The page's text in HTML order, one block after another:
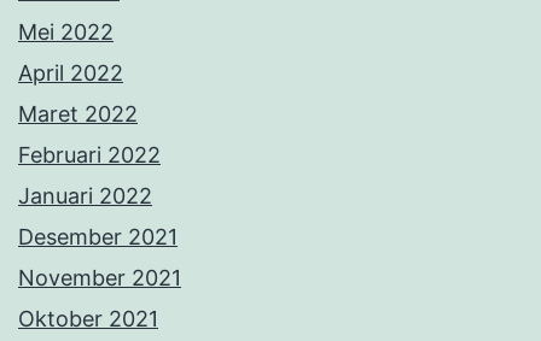
Mei 2022
April 2022
Maret 2022
Februari 2022
Januari 2022
Desember 2021
November 2021
Oktober 2021